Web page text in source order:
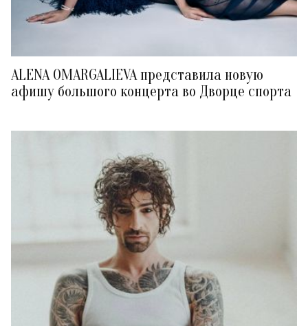
ALENA OMARGALIEVA представила новую
афишу большого концерта во Дворце спорта